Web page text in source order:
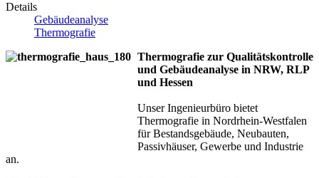
Details
Gebäudeanalyse
Thermografie
Thermografie zur Qualitätskontrolle
und Gebäudeanalyse in NRW, RLP
und Hessen
Unser Ingenieurbüro bietet
Thermografie in Nordrhein-Westfalen
für Bestandsgebäude, Neubauten,
Passivhäuser, Gewerbe und Industrie
an.